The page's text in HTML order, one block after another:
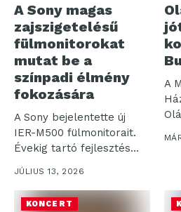
A Sony magas
zajszigetelésű
fülmonitorokat
mutat be a
színpadi élmény
fokozására
A Sony bejelentette új
IER-M500 fülmonitorait.
Évekig tartó fejlesztés
eredményeként
kialakított,
professzionális...
JÚLIUS 13, 2026
A
KONCERT